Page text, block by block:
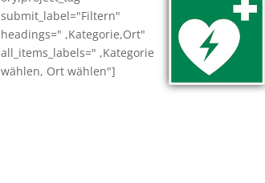
submit_label="Filtern"
headings=" ,Kategorie,Ort"
all_items_labels=" ,Kategorie
wählen, Ort wählen"]